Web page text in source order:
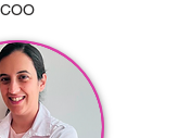
COO